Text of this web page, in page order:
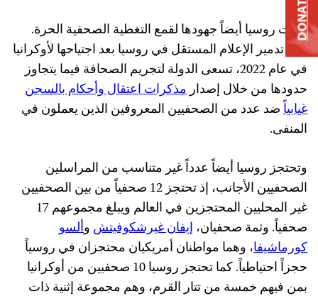
كثّفت روسيا أيضاً جهودها لقمع التغطية الصحفية الحرة.
ومع تدمير الإعلام المستقل في روسيا بعد اجتياحها لأوكرانيا
في عام 2022، تسعى الدولة لتجريم الصحافة فيما يتجاوز
حدودها من خلال إصدارمذكرات اعتقال وأحكام بالسجن
غيابياًضد عدد من الصحفيين المعروفين الذين يعملون في
المنفى.
وتحتجز روسيا أيضاً عدداً غير متناسب من المراسلين
الصحفيين الأجانب، إذ تحتجز 12 صحفياً من بين الصحفيين
غير المحليين المحتجزين في العالم ويبلغ مجموعهم 17
صحفياً. وثمة صحفيان، إيفان غيرشكوفيتش وألسو
كورماشيفا، وهما مواطنان أمريكيان محتجزان في روسياً
حجزاً احتياطياً. كما تحتجز روسيا 10 صحفيين من أوكرانيا
بمن فيهم خمسة من تتار القرم، وهم مجموعة إثنية ذات
DONATE